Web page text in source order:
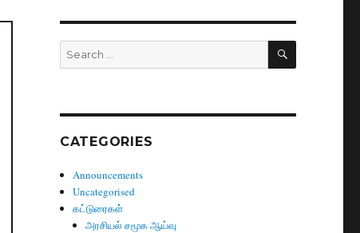
Search
for:
SEARCH
CATEGORIES
Announcements
Uncategorised
கட்டுரைகள்
அரசியல் சமூக ஆய்வு